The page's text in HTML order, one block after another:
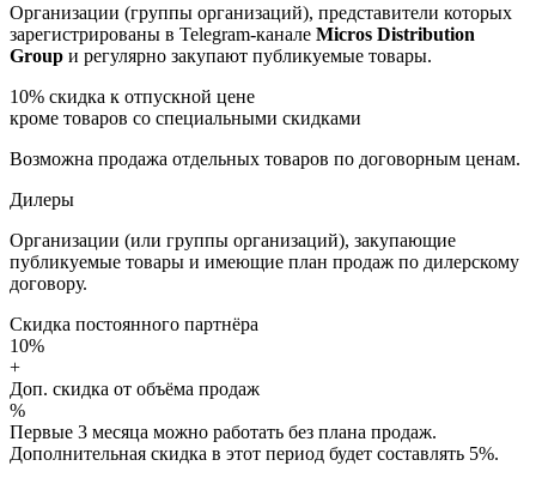
Организации (группы организаций), представители которых
зарегистрированы в Telegram-канале Micros Distribution
Group и регулярно закупают публикуемые товары.
10% скидка к отпускной цене
кроме товаров со специальными скидками
Возможна продажа отдельных товаров по договорным ценам.
Дилеры
Организации (или группы организаций), закупающие
публикуемые товары и имеющие план продаж по дилерскому
договору.
Скидка постоянного партнёра
10%
+
Доп. скидка от объёма продаж
%
Первые 3 месяца можно работать без плана продаж.
Дополнительная скидка в этот период будет составлять 5%.